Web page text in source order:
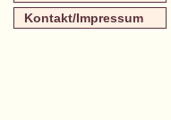
Kontakt/Impressum